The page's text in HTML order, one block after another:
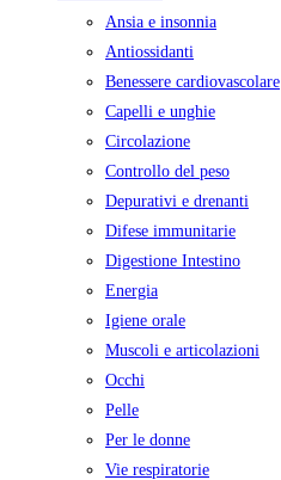
Ansia e insonnia
Antiossidanti
Benessere cardiovascolare
Capelli e unghie
Circolazione
Controllo del peso
Depurativi e drenanti
Difese immunitarie
Digestione Intestino
Energia
Igiene orale
Muscoli e articolazioni
Occhi
Pelle
Per le donne
Vie respiratorie